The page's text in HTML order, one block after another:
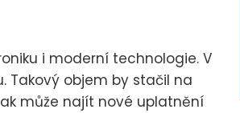
i moderní technologie. V
Takový objem by stačil na
může najít nové uplatnění